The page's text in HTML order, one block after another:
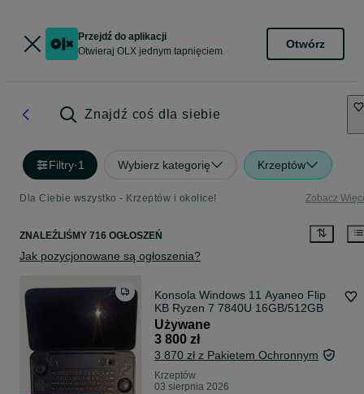
Przejdź do aplikacji
Otwieraj OLX jednym tapnięciem
Otwórz
Znajdź coś dla siebie
Filtry·1 Wybierz kategorię Krzeptów
Dla Ciebie wszystko - Krzeptów i okolice! Zobacz
ZNALEŹLIŚMY 716 OGŁOSZEŃ
Jak pozycjonowane są ogłoszenia?
Konsola Windows 11 Ayaneo Flip
KB Ryzen 7 7840U 16GB/512GB
Używane
3 800 zł
3 870 zł z Pakietem Ochronnym
Krzeptów
03 sierpnia 2026